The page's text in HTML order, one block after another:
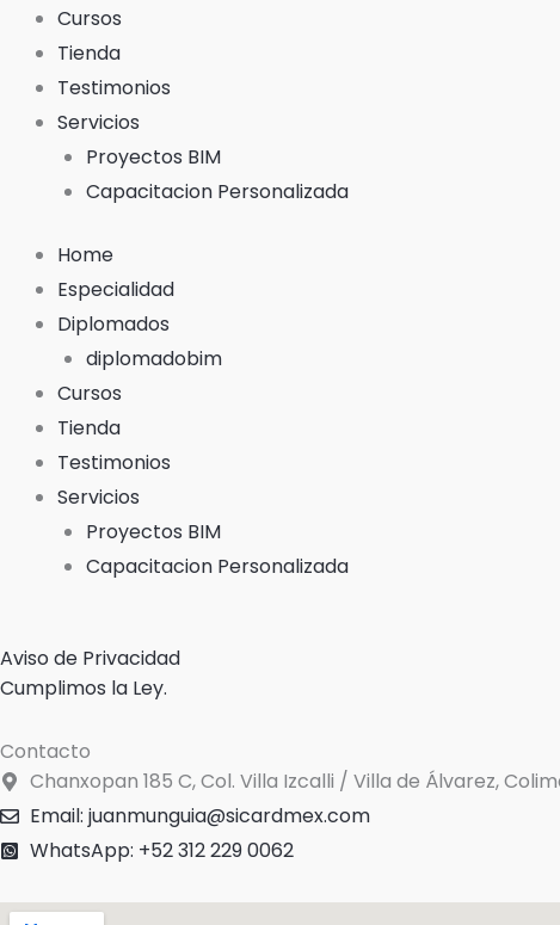
f
Cursos
Tienda
Testimonios
Servicios
Proyectos BIM
Capacitacion Personalizada
Home
Especialidad
Diplomados
diplomadobim
Cursos
Tienda
Testimonios
Servicios
Proyectos BIM
Capacitacion Personalizada
Aviso de Privacidad
Cumplimos la Ley.
Contacto
Chanxopan 185 C, Col. Villa Izcalli / Villa de Álvarez,
Email: juanmunguia@sicardmex.com
WhatsApp: +52 312 229 0062